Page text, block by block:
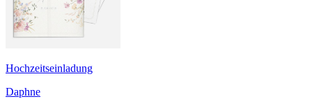
Hochzeitseinladung
Daphne